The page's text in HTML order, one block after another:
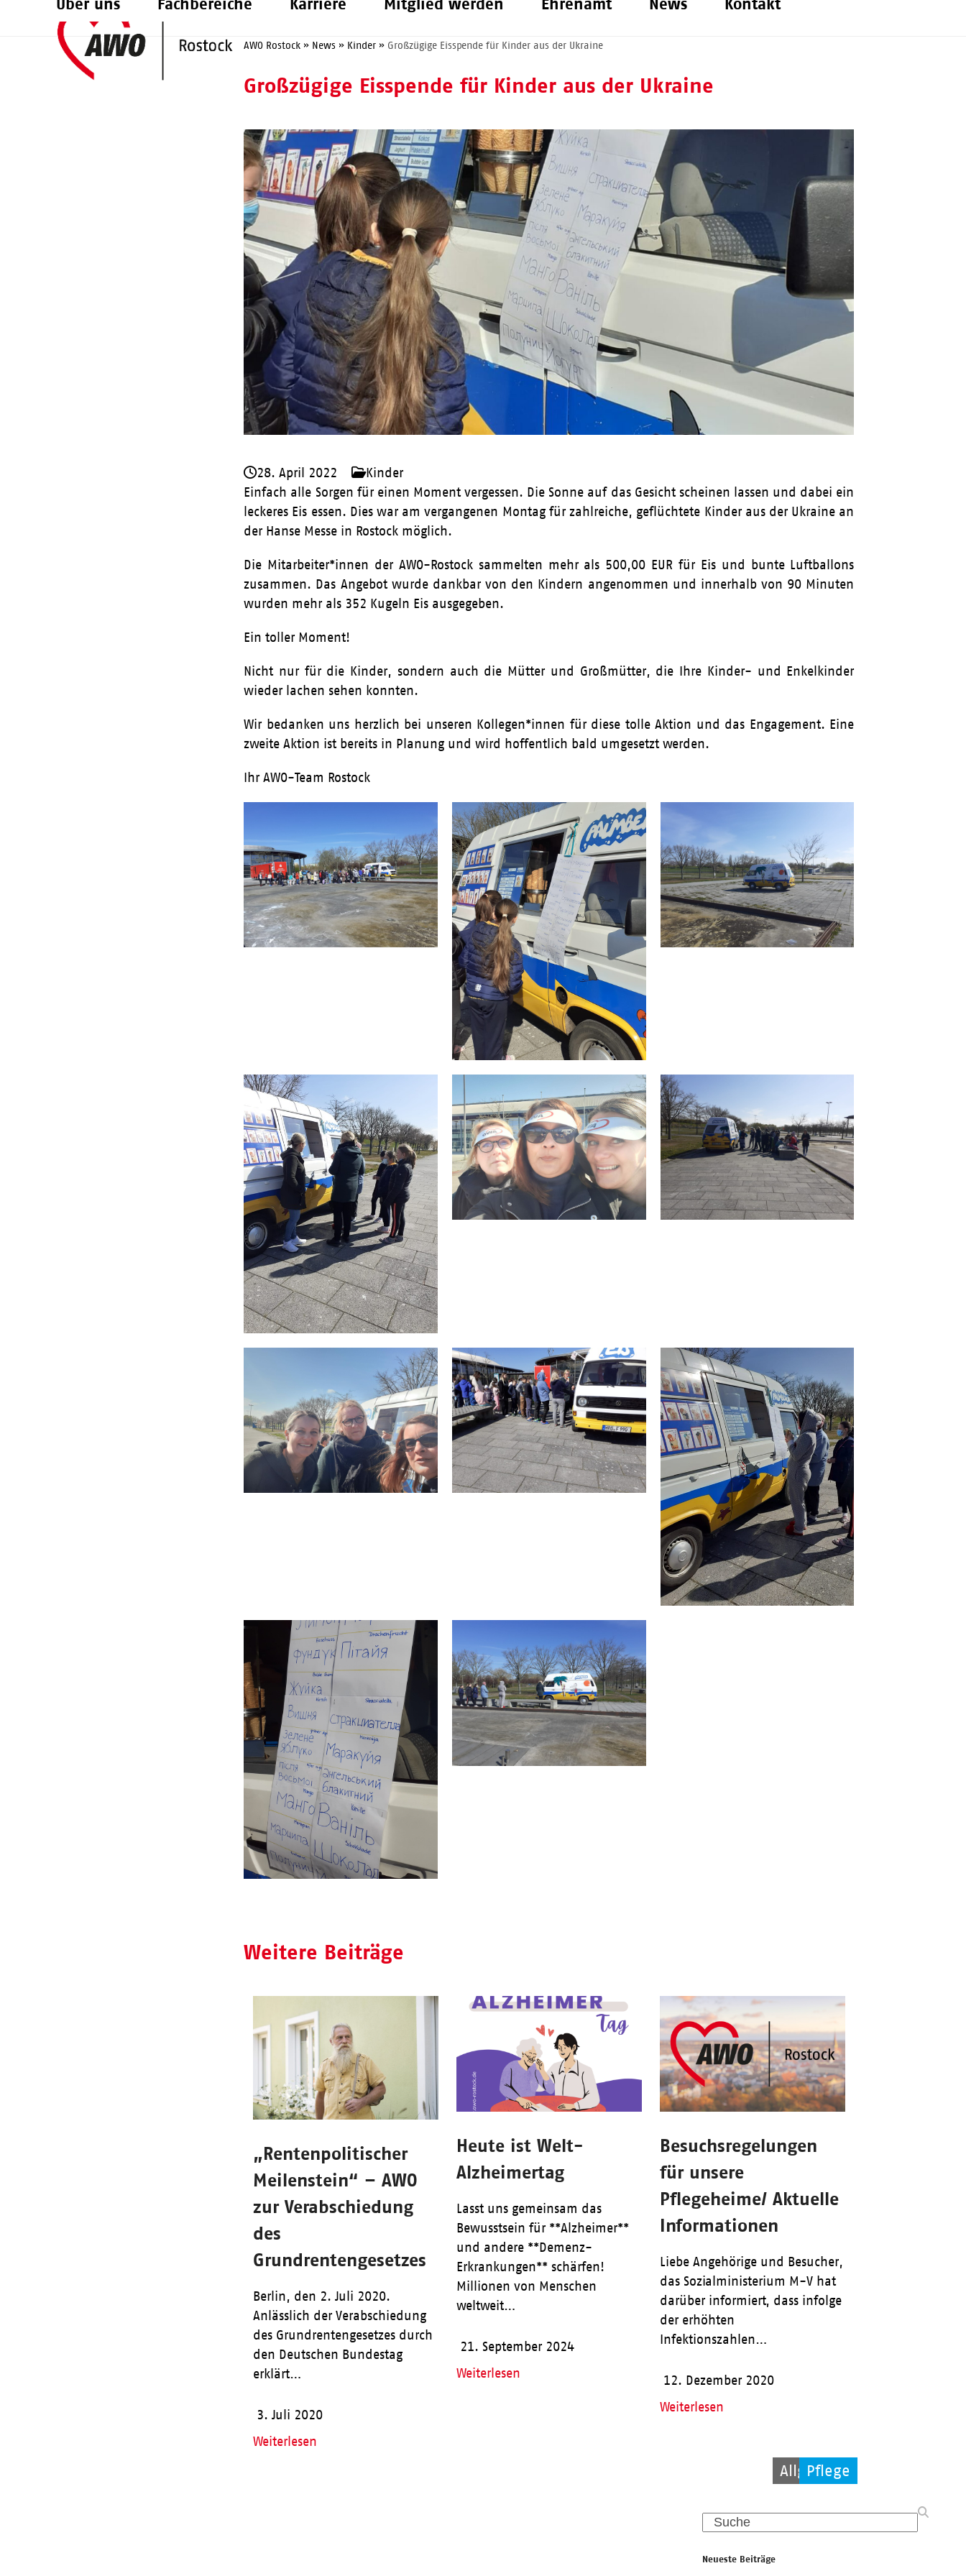
Über uns Fachbereiche Karriere Mitglied werden Ehrenamt News Kontakt
AWO Rostock » News » Kinder » Großzügige Eisspende für Kinder aus der Ukraine
Großzügige Eisspende für Kinder aus der Ukraine
28. April 2022
Kinder
Einfach alle Sorgen für einen Moment vergessen. Die Sonne auf das Gesicht scheinen lassen und dabei ein
leckeres Eis essen. Dies war am vergangenen Montag für zahlreiche, geflüchtete Kinder aus der Ukraine an
der Hanse Messe in Rostock möglich.
Die Mitarbeiter*innen der AWO-Rostock sammelten mehr als 500,00 EUR für Eis und bunte Luftballons
zusammen. Das Angebot wurde dankbar von den Kindern angenommen und innerhalb von 90 Minuten
wurden mehr als 352 Kugeln Eis ausgegeben.
Ein toller Moment!
Nicht nur für die Kinder, sondern auch die Mütter und Großmütter, die Ihre Kinder- und Enkelkinder
wieder lachen sehen konnten.
Wir bedanken uns herzlich bei unseren Kollegen*innen für diese tolle Aktion und das Engagement. Eine
zweite Aktion ist bereits in Planung und wird hoffentlich bald umgesetzt werden.
Ihr AWO-Team Rostock
Weitere Beiträge
Allgemein
„Rentenpolitischer
Meilenstein“ – AWO
zur Verabschiedung
des
Grundrentengesetzes
Berlin, den 2. Juli 2020.
Anlässlich der Verabschiedung
des Grundrentengesetzes durch
den Deutschen Bundestag
erklärt…
3. Juli 2020
Weiterlesen
Allgemein
Heute ist Welt-
Alzheimertag
Lasst uns gemeinsam das
Bewusstsein für **Alzheimer**
und andere **Demenz-
Erkrankungen** schärfen!
Millionen von Menschen
weltweit…
21. September 2024
Weiterlesen
Pflege
Besuchsregelungen
für unsere
Pflegeheime/ Aktuelle
Informationen
Liebe Angehörige und Besucher,
das Sozialministerium M-V hat
darüber informiert, dass infolge
der erhöhten
Infektionszahlen…
12. Dezember 2020
Weiterlesen
Search
Neueste Beiträge